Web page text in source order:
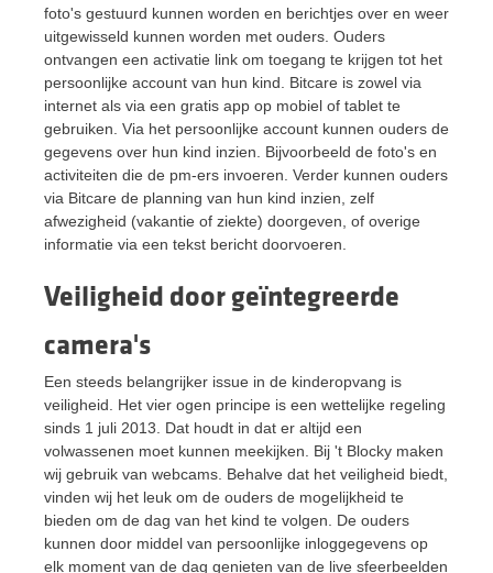
foto's gestuurd kunnen worden en berichtjes over en weer
uitgewisseld kunnen worden met ouders. Ouders
ontvangen een activatie link om toegang te krijgen tot het
persoonlijke account van hun kind. Bitcare is zowel via
internet als via een gratis app op mobiel of tablet te
gebruiken. Via het persoonlijke account kunnen ouders de
gegevens over hun kind inzien. Bijvoorbeeld de foto's en
activiteiten die de pm-ers invoeren. Verder kunnen ouders
via Bitcare de planning van hun kind inzien, zelf
afwezigheid (vakantie of ziekte) doorgeven, of overige
informatie via een tekst bericht doorvoeren.
Veiligheid door geïntegreerde
camera's
Een steeds belangrijker issue in de kinderopvang is
veiligheid. Het vier ogen principe is een wettelijke regeling
sinds 1 juli 2013. Dat houdt in dat er altijd een
volwassenen moet kunnen meekijken. Bij 't Blocky maken
wij gebruik van webcams. Behalve dat het veiligheid biedt,
vinden wij het leuk om de ouders de mogelijkheid te
bieden om de dag van het kind te volgen. De ouders
kunnen door middel van persoonlijke inloggegevens op
elk moment van de dag genieten van de live sfeerbeelden